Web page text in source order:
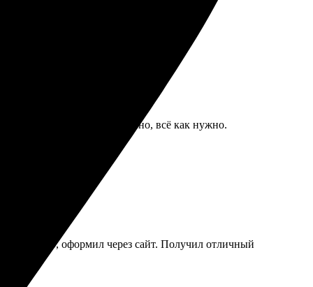
супер: быстро, качественно, всё как нужно.
фото, оформил через сайт. Получил отличный